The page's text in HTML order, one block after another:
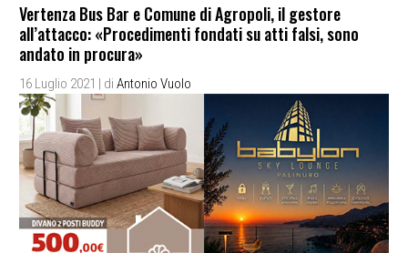
Vertenza Bus Bar e Comune di Agropoli, il gestore
all’attacco: «Procedimenti fondati su atti falsi, sono
andato in procura»
16 Luglio 2021 | di Antonio Vuolo